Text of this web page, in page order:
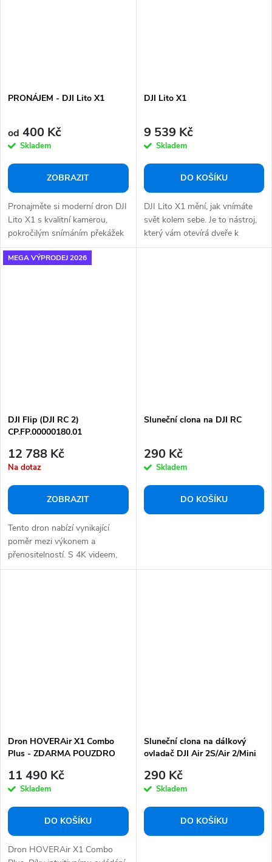
PRONÁJEM - DJI Lito X1
od 400 Kč
Skladem
ZOBRAZIT
Pronajměte si moderní dron DJI
Lito X1 s kvalitní kamerou,
pokročilým snímáním překážek
a LiDAR...
DJI Lito X1
9 539 Kč
Skladem
DO KOŠÍKU
DJI Lito X1 mění, jak vnímáte
svět kolem sebe. Je to nástroj,
který vám otevírá dveře k
nevídaným...
MEGA VÝPRODEJ 2026
DJI Flip (DJI RC 2)
CP.FP.00000180.01
12 788 Kč
Na dotaz
ZOBRAZIT
Tento dron nabízí vynikající
poměr mezi výkonem a
přenositelností. S 4K videem,
48MPx...
Sluneční clona na DJI RC
290 Kč
Skladem
DO KOŠÍKU
Dron HOVERAir X1 Combo
Plus - ZDARMA POUZDRO
11 490 Kč
Skladem
DO KOŠÍKU
Dron HOVERAir X1 Combo
Sluneční clona na dálkový
ovladač DJI Air 2S/Air 2/Mini
290 Kč
Skladem
DO KOŠÍKU